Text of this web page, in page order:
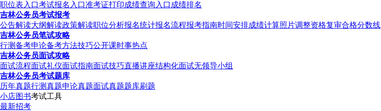
职位表入口考试报名入口准考证打印成绩查询入口 成绩排名
吉林公务员考试报考
公告解读大纲解读政策解读职位分析报名统计报名流程报考指南时间安排成绩计算照片调整资格复审合格分数线
吉林公务员笔试攻略
行测备考申论备考方法技巧公开课时事热点
吉林公务员面试攻略
面试流程面试礼仪面试指南面试技巧直播讲座结构化面试无领导小组
吉林公务员考试题库
历年真题行测真题申论真题面试真题题库刷题
小店图书考试工具
最新招考